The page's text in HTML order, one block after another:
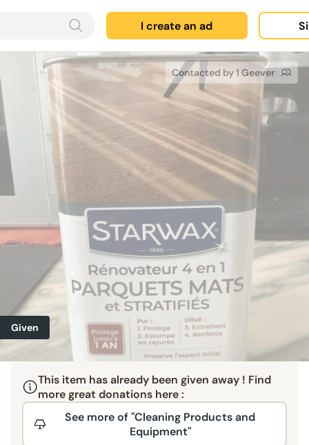
I create an ad
Contacted by 1 Geever
Given
This item has already been given away ! Find
more great donations here :
See more of "Cleaning Products and
Equipment"